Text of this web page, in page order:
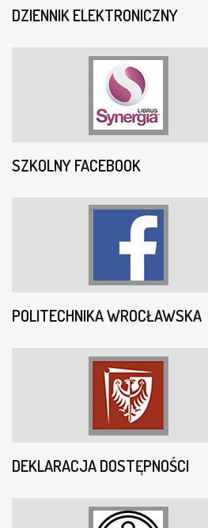
DZIENNIK ELEKTRONICZNY
SZKOLNY FACEBOOK
POLITECHNIKA WROCŁAWSKA
DEKLARACJA DOSTĘPNOŚCI